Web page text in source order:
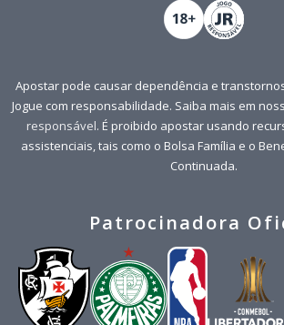
Apostar pode causar dependência e
Jogue com responsabilidade. Saiba mais em
responsável. É proibido apostar usando
assistenciais, tais como o Bolsa Família e o
Continuada.
Patrocinadora